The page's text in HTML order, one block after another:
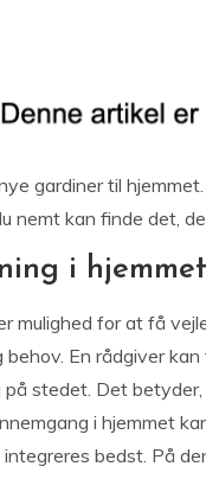
gardiner til
nemt kan finde det,
i hjemmet
mulighed for at få
En rådgiver
stedet. Det
i hjemmet
bedst. På